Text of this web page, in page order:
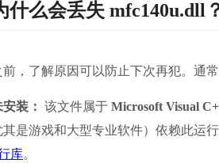
什么会丢失 mfc140u.dll
前，了解原因可以防止下次再犯。通
装： 该文件属于 Microsoft Visual
其是游戏和大型专业软件）依赖此运
库。